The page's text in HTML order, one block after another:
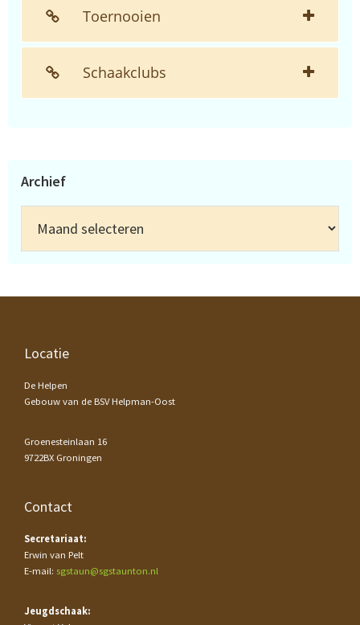
Toernooien
Schaakclubs
Archief
Footer
Locatie
De Helpen
Gebouw van de BSV Helpman-Oost
Groenesteinlaan 16
9722BX Groningen
Contact
Secretariaat:
Erwin van Pelt
E-mail: sgstaun@sgstaunton.nl
Jeugdschaak: